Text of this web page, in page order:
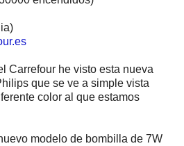
Carrefour he visto esta nueva
que se ve a simple vista
color al que estamos
modelo de bombilla de 7W